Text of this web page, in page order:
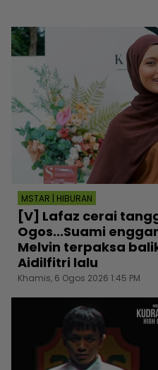
MSTAR | HIBURAN
[V] Lafaz cerai
Ogos...Suami
Melvin terpaksa
Aidilfitri lalu
Khamis, 6 Ogos 2026 1:45 PM